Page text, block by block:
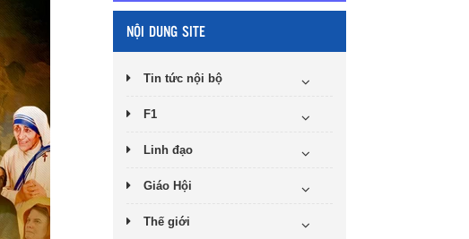
NỘI DUNG SITE
Tin tức nội bộ
F1
Linh đạo
Giáo Hội
Thế giới